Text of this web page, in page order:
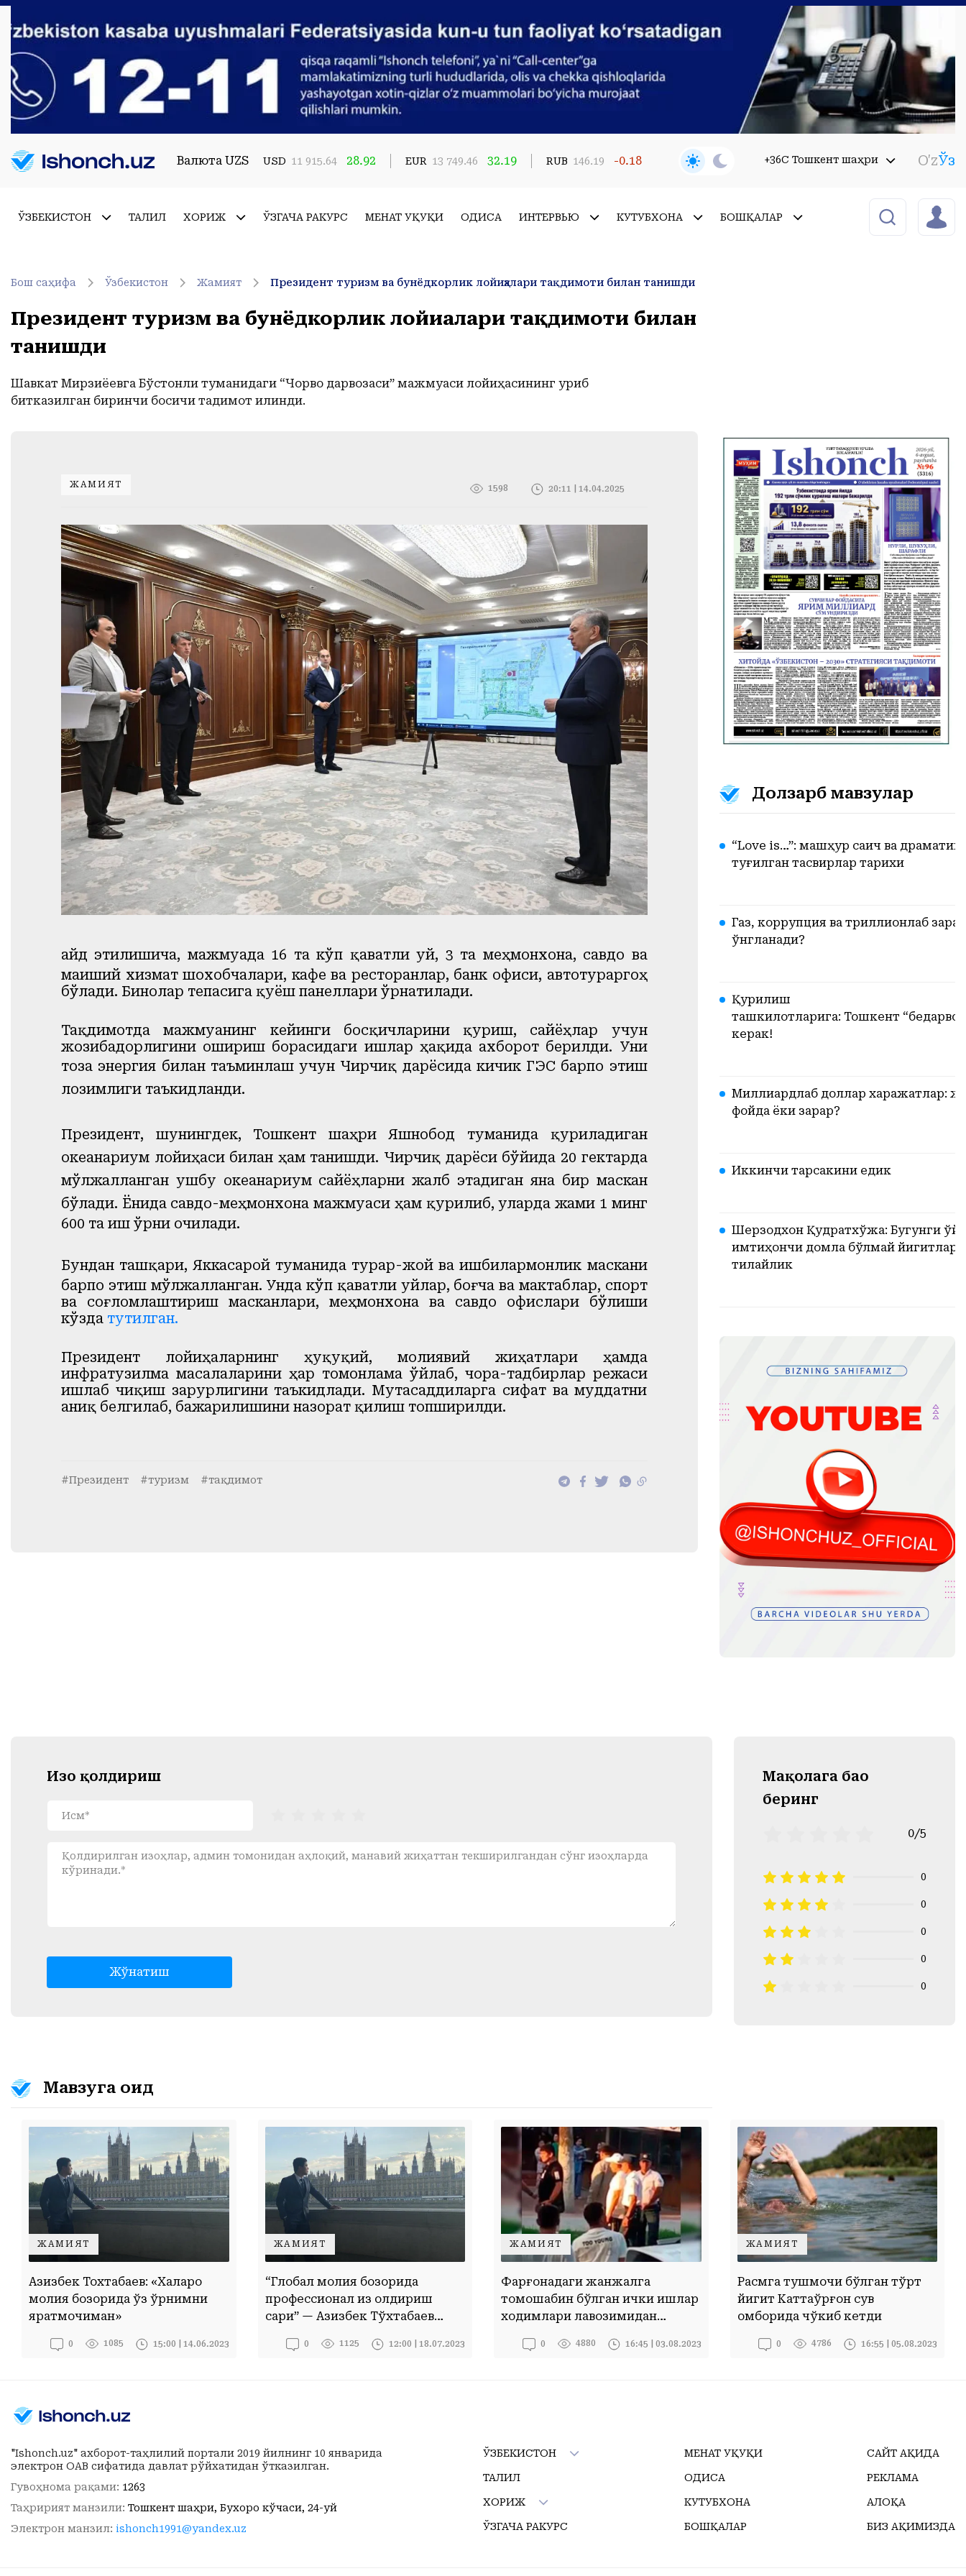
Валюта UZS USD 11 915.64 28.92 EUR 13 749.46 32.19 RUB 146.19 -0.18 +36C Тошкент шаҳри O'zЎз
ЎЗБЕКИСТОН ТАҲЛИЛ ХОРИЖ ЎЗГАЧА РАКУРС МЕҲНАТ ҲУҚУҚИ ҲОДИСА ИНТЕРВЬЮ КУТУБХОНА БОШҚАЛАР
Бош саҳифа Ўзбекистон Жамият Президент туризм ва бунёдкорлик лойиҳалари тақдимоти билан танишди
Президент туризм ва бунёдкорлик лойиҳалари тақдимоти билан
танишди
Шавкат Мирзиёевга Бўстонлиқ туманидаги “Чорвоқ дарвозаси” мажмуаси лойиҳасининг қуриб
битказилган биринчи босқичи тақдимот қилинди.
ЖАМИЯТ 1598 20:11 | 14.04.2025
Қайд этилишича, мажмуада 16 та кўп қаватли уй, 3 та меҳмонхона, савдо ва
маиший хизмат шохобчалари, кафе ва ресторанлар, банк офиси, автотураргоҳ
бўлади. Бинолар тепасига қуёш панеллари ўрнатилади.
Тақдимотда мажмуанинг кейинги босқичларини қуриш, сайёҳлар учун
жозибадорлигини ошириш борасидаги ишлар ҳақида ахборот берилди. Уни
тоза энергия билан таъминлаш учун Чирчиқ дарёсида кичик ГЭС барпо этиш
лозимлиги таъкидланди.
Президент, шунингдек, Тошкент шаҳри Яшнобод туманидақуриладиган
океанариум лойиҳаси билан ҳам танишди. Чирчиқ дарёси бўйида 20 гектарда
мўлжалланган ушбу океанариум сайёҳларни жалб этадиган яна бир маскан
бўлади. Ёнида савдо-меҳмонхона мажмуаси ҳам қурилиб, уларда жами 1 минг
600 та иш ўрни очилади.
Бундан ташқари, Яккасарой туманида турар-жой ва ишбилармонлик маскани
барпо этиш мўлжалланган. Унда кўп қаватли уйлар, боғча ва мактаблар, спорт
ва соғломлаштириш масканлари, меҳмонхона ва савдо офислари бўлиши
кўзда тутилган.
Президент лойиҳаларнинг ҳуқуқий, молиявий жиҳатлари ҳамда
инфратузилма масалаларини ҳар томонлама ўйлаб, чора-тадбирлар режаси
ишлаб чиқиш зарурлигини таъкидлади. Мутасаддиларга сифат ва муддатни
аниқ белгилаб, бажарилишини назорат қилиш топширилди.
#Президент #туризм #тақдимот
Долзарб мавзулар
“Love is…”: машҳур сақич ва
туғилган тасвирлар тарихи
Газ, коррупция ва триллионлаб
ўнгланади?
Қурилиш
ташкилотларига: Тошкент
керак!
Миллиардлаб доллар харажатлар:
фойда ёки зарар?
Иккинчи тарсакини едик
Шерзодхон Қудратхўжа: Бугунги
имтиҳончи домла бўлмай
тилайлик
Изоҳ қолдириш
Жўнатиш
Mақолага баҳо
беринг
0/5
0
0
0
0
0
Мавзуга оид
ЖАМИЯТ
Азизбек Тохтабаев: «Халқаро
молия бозорида ўз ўрнимни
яратмоқчиман»
0 1085 15:00 | 14.06.2023
ЖАМИЯТ
“Глобал молия бозорида
профессионал из қолдириш
сари” — Азизбек Тўхтабаев
0 1125 12:00 | 18.07.2023
ЖАМИЯТ
Фарғонадаги жанжалга
томошабин бўлган ички ишлар
ходимлари лавозимидан
қандай жазога тортилиши
0 4880 16:45 | 03.08.2023
ЖАМИЯТ
Расмга тушмоқчи бўлган тўрт
йигит Каттақўрғон сув
омборида чўкиб кетди
0 4786 16:55 | 05.08.2023
"Ishonch.uz" ахборот-таҳлилий портали 2019 йилнинг 10 январида
электрон ОАВ сифатида давлат рўйхатидан ўтказилган.
Гувоҳнома рақами: 1263
Таҳририят манзили: Тошкент шаҳри, Бухоро кўчаси, 24-уй
Электрон манзил: ishonch1991@yandex.uz
ЎЗБЕКИСТОН
ТАҲЛИЛ
ХОРИЖ
ЎЗГАЧА РАКУРС
МЕҲНАТ ҲУҚУҚИ
ҲОДИСА
КУТУБХОНА
БОШҚАЛАР
САЙТ ҲАҚИДА
РЕКЛАМА
АЛОҚА
БИЗ ҲАҚИМИЗДА